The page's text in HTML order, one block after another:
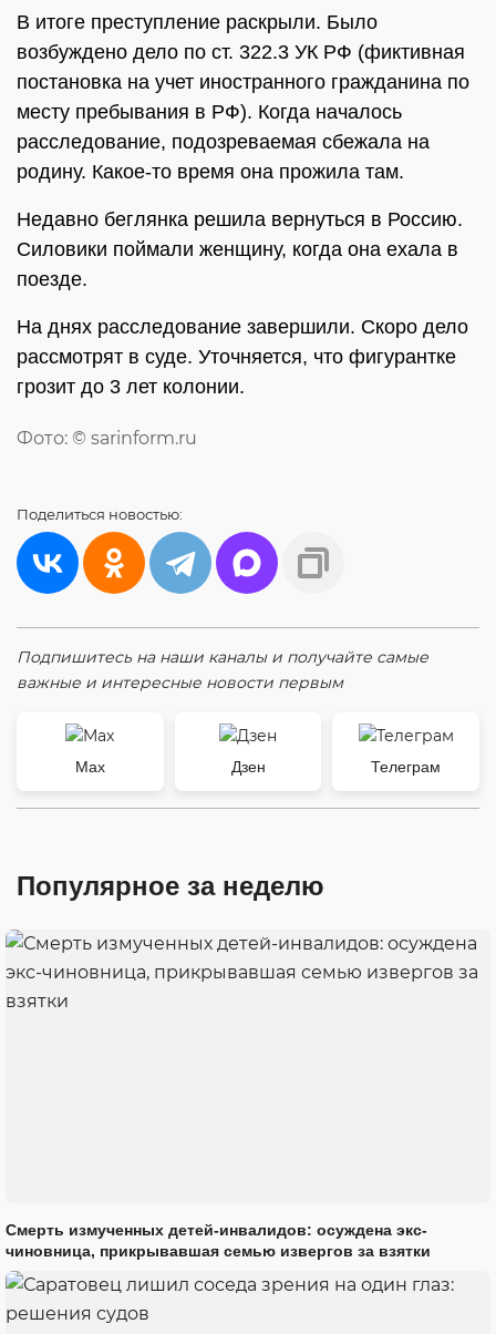
В итоге преступление раскрыли. Было
возбуждено дело по ст. 322.3 УК РФ (фиктивная
постановка на учет иностранного гражданина по
месту пребывания в РФ). Когда началось
расследование, подозреваемая сбежала на
родину. Какое-то время она прожила там.
Недавно беглянка решила вернуться в Россию.
Силовики поймали женщину, когда она ехала в
поезде.
На днях расследование завершили. Скоро дело
рассмотрят в суде. Уточняется, что фигурантке
грозит до 3 лет колонии.
Фото: © sarinform.ru
Поделиться новостью:
Подпишитесь на наши каналы и получайте самые
важные и интересные новости первым
Max Дзен Телеграм
Популярное за неделю
Смерть измученных детей-инвалидов: осуждена экс-
чиновница, прикрывавшая семью извергов за взятки